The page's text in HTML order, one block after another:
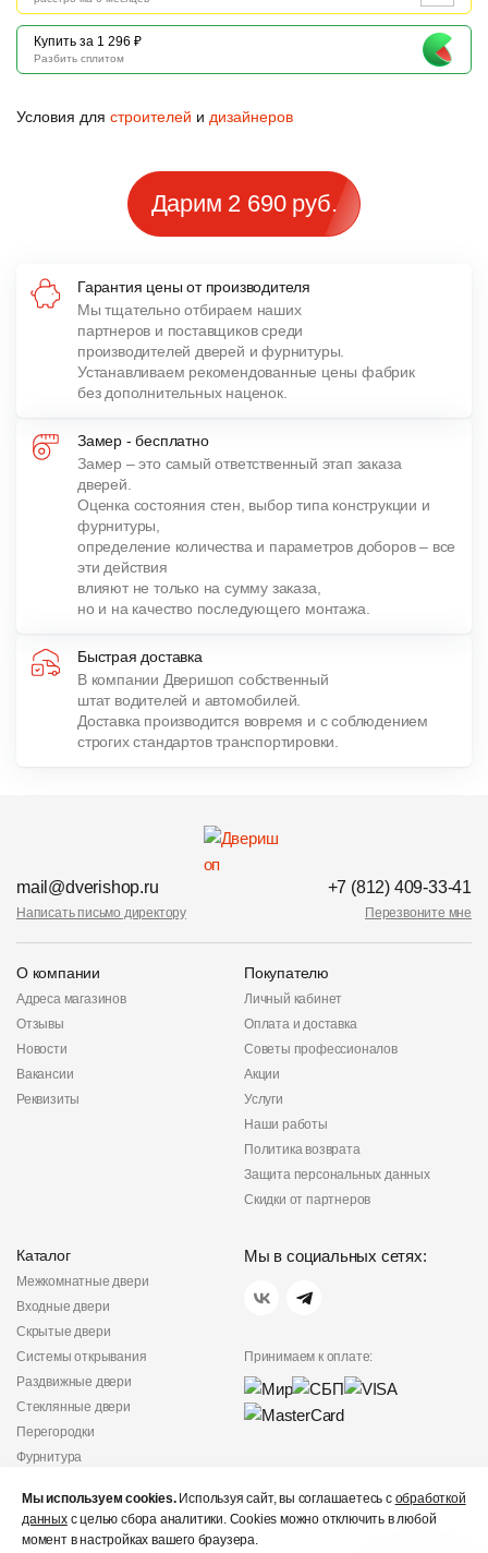
Купить за 1 296 ₽
Разбить сплитом
Условия для строителей и дизайнеров
Дарим 2 690 руб.
Гарантия цены от производителя
Мы тщательно отбираем наших
партнеров и поставщиков среди
производителей дверей и фурнитуры.
Устанавливаем рекомендованные цены фабрик
без дополнительных наценок.
Замер - бесплатно
Замер – это самый ответственный этап заказа
дверей.
Оценка состояния стен, выбор типа конструкции и
фурнитуры,
определение количества и параметров доборов – все
эти действия
влияют не только на сумму заказа,
но и на качество последующего монтажа.
Быстрая доставка
В компании Дверишоп собственный
штат водителей и автомобилей.
Доставка производится вовремя и с соблюдением
строгих стандартов транспортировки.
mail@dverishop.ru
Написать письмо директору
+7 (812) 409-33-41
Перезвоните мне
О компании
Адреса магазинов
Отзывы
Новости
Вакансии
Реквизиты
Покупателю
Личный кабинет
Оплата и доставка
Советы профессионалов
Акции
Услуги
Наши работы
Политика возврата
Защита персональных данных
Скидки от партнеров
Каталог
Межкомнатные двери
Входные двери
Скрытые двери
Системы открывания
Раздвижные двери
Стеклянные двери
Перегородки
Фурнитура
Мы в социальных сетях:
Принимаем к оплате:
конфиденциальности
Не является публичной
Мы используем cookies.Используя сайт, вы соглашаетесь с обработкой
данныхс целью сбора аналитики. Cookies можно отключить в любой
момент в настройках вашего браузера.